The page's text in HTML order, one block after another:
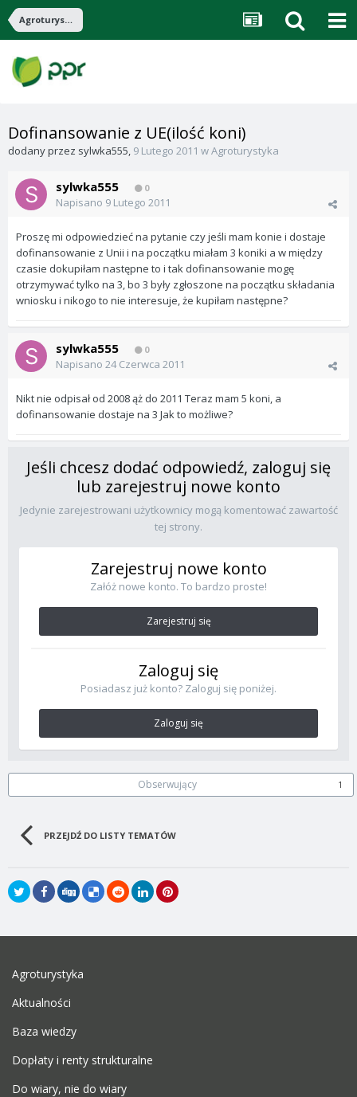
Agroturystyka
Dofinansowanie z UE(ilość koni)
dodany przez sylwka555, 9 Lutego 2011 wAgroturystyka
sylwka555 0
Napisano 9 Lutego 2011
Proszę mi odpowiedzieć na pytanie czy jeśli mam konie i dostaje
dofinansowanie z Unii i na początku miałam 3 koniki a w między
czasie dokupiłam następne to i tak dofinansowanie mogę
otrzymywać tylko na 3, bo 3 były zgłoszone na początku składania
wniosku i nikogo to nie interesuje, że kupiłam następne?
sylwka555 0
Napisano 24 Czerwca 2011
Nikt nie odpisał od 2008 ąż do 2011 Teraz mam 5 koni, a
dofinansowanie dostaje na 3 Jak to możliwe?
Jeśli chcesz dodać odpowiedź, zaloguj się
lub zarejestruj nowe konto
Jedynie zarejestrowani użytkownicy mogą komentować zawartość
tej strony.
Zarejestruj nowe konto
Załóż nowe konto. To bardzo proste!
Zarejestruj się
Zaloguj się
Posiadasz już konto? Zaloguj się poniżej.
Zaloguj się
Obserwujący 1
PRZEJDŹ DO LISTY TEMATÓW
Agroturystyka
Aktualności
Baza wiedzy
Dopłaty i renty strukturalne
Do wiary, nie do wiary